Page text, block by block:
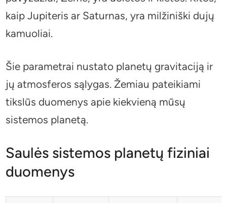
kaip Jupiteris ar Saturnas, yra milžiniški dujų
kamuoliai.
Šie parametrai nustato planetų gravitaciją ir
jų atmosferos sąlygas. Žemiau pateikiami
tikslūs duomenys apie kiekvieną mūsų
sistemos planetą.
Saulės sistemos planetų fiziniai
duomenys